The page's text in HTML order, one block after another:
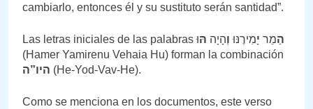
cambiarlo, entonces él y su sustituto serán santidad”.
Las letras iniciales de las palabras הַמֵר יָמִירֶנּוּ וְהָיָה הּוּ
(Hamer Yamirenu Vehaia Hu) forman la combinación
היו”ה (He-Yod-Vav-He).
Como se menciona en los documentos, este verso